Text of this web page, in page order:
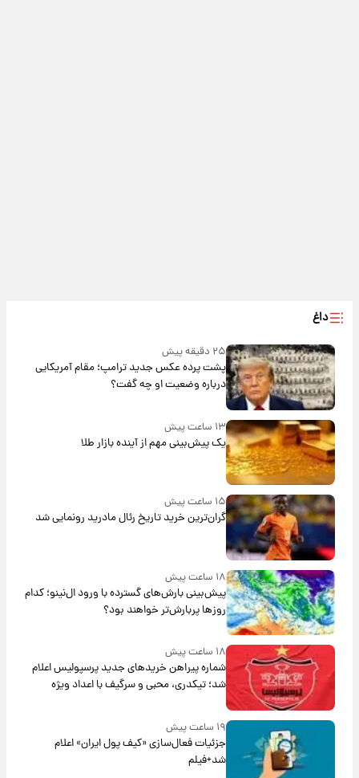
داغ
۲۵ دقیقه پیش
پشت پرده عکس جدید ترامپ؛ مقام آمریکایی
درباره وضعیت او چه گفت؟
۱۳ ساعت پیش
یک پیش‌بینی مهم از آینده بازار طلا
۱۵ ساعت پیش
گران‌ترین خرید تاریخ رئال مادرید رونمایی شد
۱۸ ساعت پیش
پیش‌بینی بارش‌های گسترده با ورود ال‌نینو؛ کدام
روزها پربارش‌تر خواهند بود؟
۱۸ ساعت پیش
شماره پیراهن خریدهای جدید پرسپولیس اعلام
شد؛ تیکدری، محبی و سرگیف با اعداد ویژه
۱۹ ساعت پیش
جزئیات فعال‌سازی «کیف پول ایران» اعلام
شد+فیلم